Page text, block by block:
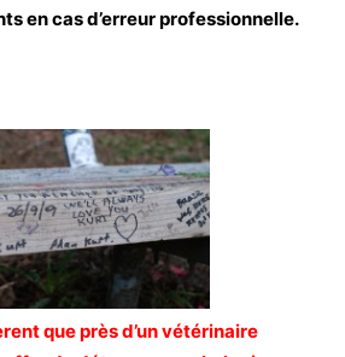
en cas d’erreur professionnelle.
que près d’un vétérinaire